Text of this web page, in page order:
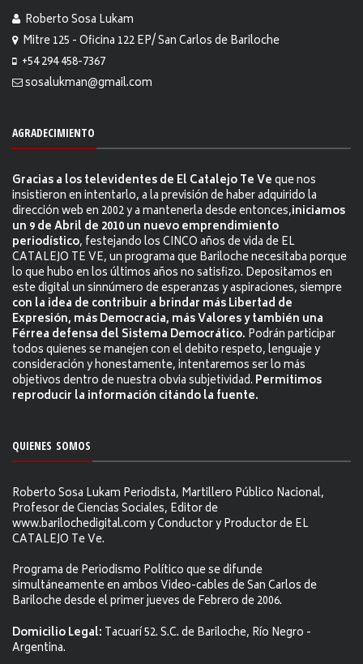
Roberto Sosa Lukam
Mitre 125 - Oficina 122 EP/ San Carlos de Bariloche
+54 294 458-7367
sosalukman@gmail.com
AGRADECIMIENTO
Gracias a los televidentes de El Catalejo Te Veque nos
insistieron en intentarlo, a la previsión de haber adquirido la
dirección web en 2002 y a mantenerla desde entonces,iniciamos
un 9 de Abril de 2010 un nuevo emprendimiento
periodístico, festejando los CINCO años de vida de EL
CATALEJO TE VE, un programa que Bariloche necesitaba porque
lo que hubo en los últimos años no satisfizo. Depositamos en
este digital un sinnúmero de esperanzas y aspiraciones, siempre
con la idea de contribuir a brindar más Libertad de
Expresión, más Democracia, más Valores y también una
Férrea defensa del Sistema Democrático. Podrán participar
todos quienes se manejen con el debito respeto, lenguaje y
consideración y honestamente, intentaremos ser lo más
objetivos dentro de nuestra obvia subjetividad. Permitimos
reproducir la información citándo la fuente.
QUIENES SOMOS
Roberto Sosa Lukam Periodista, Martillero Público Nacional,
Profesor de Ciencias Sociales, Editor de
www.barilochedigital.com y Conductor y Productor de EL
CATALEJO Te Ve.
Programa de Periodismo Político que se difunde
simultáneamente en ambos Video-cables de San Carlos de
Bariloche desde el primer jueves de Febrero de 2006.
Domicilio Legal: Tacuarí 52. S.C. de Bariloche, Río Negro -
Argentina.